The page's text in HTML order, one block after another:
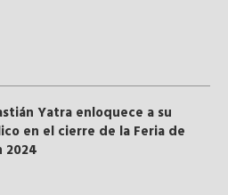
Yatra enloquece a su
en el cierre de la Feria de
2024